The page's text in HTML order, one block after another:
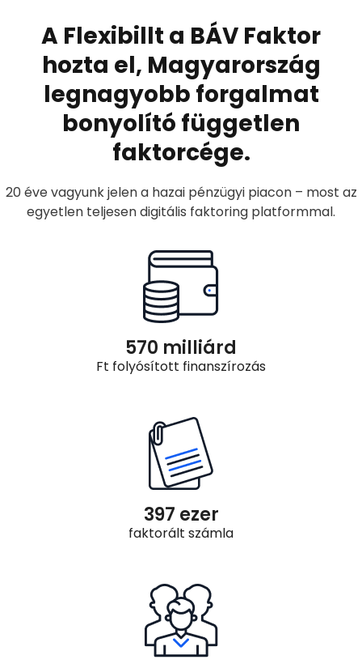
A Flexibillt a BÁV Faktor
hozta el, Magyarország
legnagyobb forgalmat
bonyolító független
faktorcége.
20 éve vagyunk jelen a hazai pénzügyi piacon – most az
egyetlen teljesen digitális faktoring platformmal.
Ft folyósított finanszírozás
570 milliárd
faktorált számla
397 ezer